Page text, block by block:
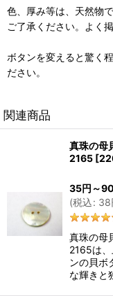
色、厚み等は、天然物
ご了承ください。よく
ボタンを変えると驚く
ださい。
関連商品
真珠の母
2165 [
35円 ～
(税込: 38
真珠の母
2165は
ンの貝ボ
な輝きと